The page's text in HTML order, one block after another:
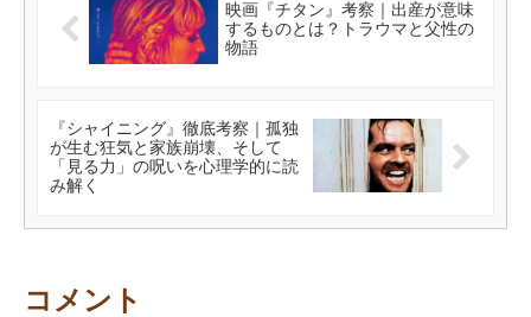
映画『チタン』考察｜出産が意味
するものとは？トラウマと父性の
物語
『シャイニング』徹底考察｜孤独
が生む狂気と家族崩壊、そして
「見る力」の呪いを心理学的に読
み解く
コメント